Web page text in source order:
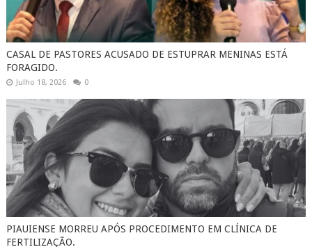
CASAL DE PASTORES ACUSADO DE ESTUPRAR MENINAS ESTÁ
FORAGIDO.
Julho 18, 2026 0
PIAUIENSE MORREU APÓS PROCEDIMENTO EM CLÍNICA DE
FERTILIZAÇÃO.